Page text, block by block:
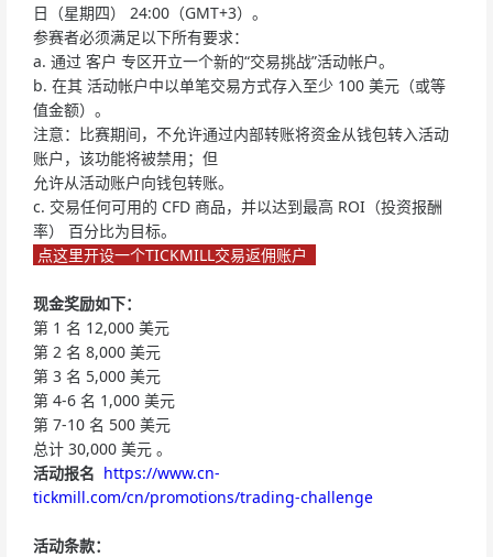
日（星期四） 24:00（GMT+3）。
参赛者必须满足以下所有要求：
a. 通过 客户 专区开立一个新的“交易挑战”活动帐户。
b. 在其 活动帐户中以单笔交易方式存入至少 100 美元（或等
值金额）。
注意：比赛期间，不允许通过内部转账将资金从钱包转入活动
账户，该功能将被禁用；但
允许从活动账户向钱包转账。
c. 交易任何可用的 CFD 商品，并以达到最高 ROI（投资报酬
率） 百分比为目标。
点这里开设一个TICKMILL交易返佣账户
现金奖励如下：
第 1 名 12,000 美元
第 2 名 8,000 美元
第 3 名 5,000 美元
第 4-6 名 1,000 美元
第 7-10 名 500 美元
总计 30,000 美元 。
活动报名 https://www.cn-
tickmill.com/cn/promotions/trading-challenge
活动条款：